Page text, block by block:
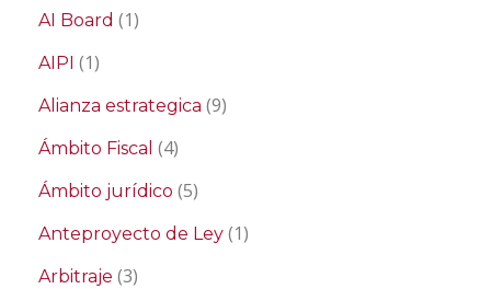
AI Board (1)
AIPI (1)
Alianza estrategica (9)
Ámbito Fiscal (4)
Ámbito jurídico (5)
Anteproyecto de Ley (1)
Arbitraje (3)